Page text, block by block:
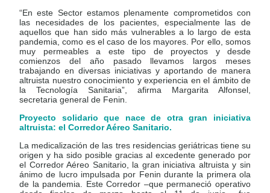
“En este Sector estamos plenamente comprometidos con
las necesidades de los pacientes, especialmente las de
aquellos que han sido más vulnerables a lo largo de esta
pandemia, como es el caso de los mayores. Por ello, somos
muy permeables a este tipo de proyectos y desde
comienzos del año pasado llevamos largos meses
trabajando en diversas iniciativas y aportando de manera
altruista nuestro conocimiento y experiencia en el ámbito de
la Tecnología Sanitaria”, afirma Margarita Alfonsel,
secretaria general de Fenin.
Proyecto solidario que nace de otra gran iniciativa
altruista: el Corredor Aéreo Sanitario.
La medicalización de las tres residencias geriátricas tiene su
origen y ha sido posible gracias al excedente generado por
el Corredor Aéreo Sanitario, la gran iniciativa altruista y sin
ánimo de lucro impulsada por Fenin durante la primera ola
de la pandemia. Este Corredor –que permaneció operativo